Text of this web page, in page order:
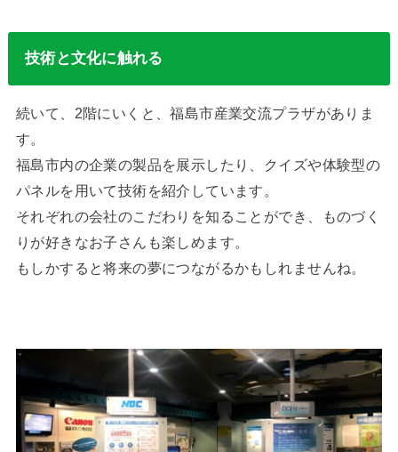
技術と文化に触れる
続いて、2階にいくと、福島市産業交流プラザがありま
す。
福島市内の企業の製品を展示したり、クイズや体験型の
パネルを用いて技術を紹介しています。
それぞれの会社のこだわりを知ることができ、ものづく
りが好きなお子さんも楽しめます。
もしかすると将来の夢につながるかもしれませんね。